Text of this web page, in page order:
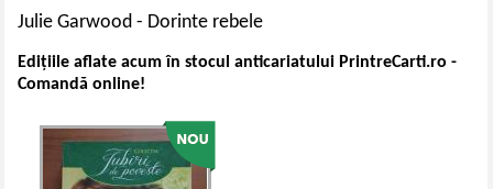
Julie Garwood - Dorinte rebele
Edițiile aflate acum în stocul anticariatului PrintreCarti.ro -
Comandă online!